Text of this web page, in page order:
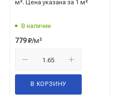
м². Цена указана за 1 м²
В наличии
779₽/м²
В КОРЗИНУ